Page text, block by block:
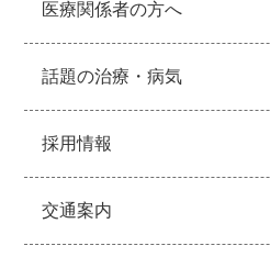
医療関係者の方へ
話題の治療・病気
採用情報
交通案内